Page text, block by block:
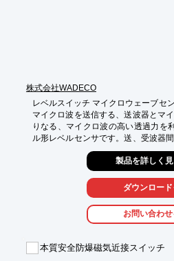
株式会社WADECO
レベルスイッチ マイクロウェーブセ
マイクロ波を送信する、送波器とマ
りなる、マイクロ波の高い透過力を
ル形レベルセンサです。送、受波器
検出信号を出します。詳しくはお問
をダウンロードしてください。
製品を詳しく
ダウンロード
お問い合わせ
本質安全防爆磁気近接スイッチ